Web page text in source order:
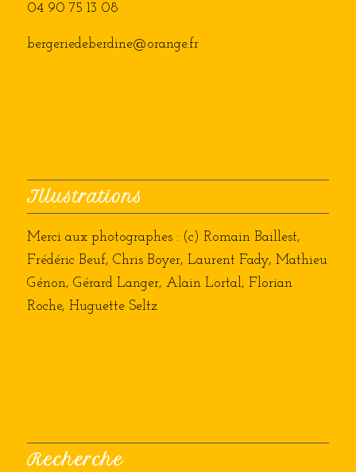
04 90 75 13 08
bergeriedeberdine@orange.fr
Illustrations
Merci aux photographes : (c) Romain Baillest,
Frédéric Beuf, Chris Boyer, Laurent Fady, Mathieu
Génon, Gérard Langer, Alain Lortal, Florian
Roche, Huguette Seltz
Recherche